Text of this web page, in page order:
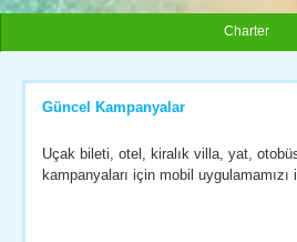
Charter
Güncel Kampanyalar
Uçak bileti, otel, kiralık villa, yat,
kampanyaları için mobil uygulamamızı